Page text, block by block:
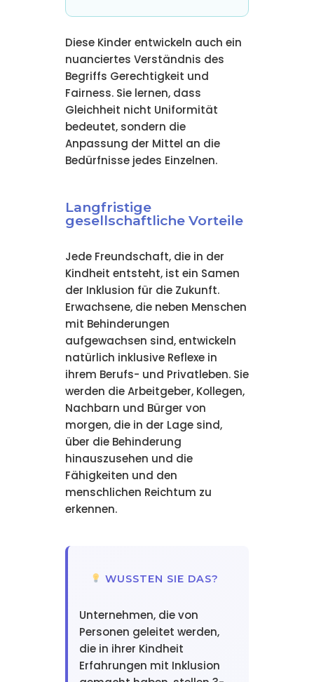
Diese Kinder entwickeln auch ein
nuanciertes Verständnis des
Begriffs Gerechtigkeit und
Fairness. Sie lernen, dass
Gleichheit nicht Uniformität
bedeutet, sondern die
Anpassung der Mittel an die
Bedürfnisse jedes Einzelnen.
Langfristige
gesellschaftliche Vorteile
Jede Freundschaft, die in der
Kindheit entsteht, ist ein Samen
der Inklusion für die Zukunft.
Erwachsene, die neben Menschen
mit Behinderungen
aufgewachsen sind, entwickeln
natürlich inklusive Reflexe in
ihrem Berufs- und Privatleben. Sie
werden die Arbeitgeber, Kollegen,
Nachbarn und Bürger von
morgen, die in der Lage sind,
über die Behinderung
hinauszusehen und die
Fähigkeiten und den
menschlichen Reichtum zu
erkennen.
WUSSTEN SIE DAS?
Unternehmen, die von
Personen geleitet werden,
die in ihrer Kindheit
Erfahrungen mit Inklusion